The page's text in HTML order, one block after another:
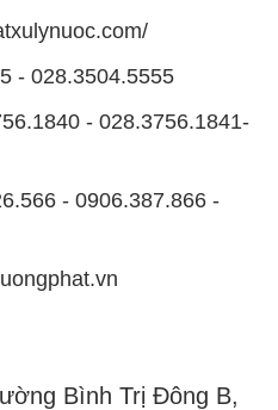
- 028.3504.5555
- 028.3756.1841-
- 0906.387.866 -
Bình Trị Đông B,